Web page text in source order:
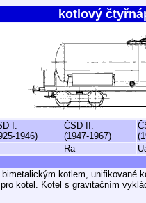
kotlový
I.
1946)
ČSD II.
(1947-1967)
Ra
kotlem, unifikované
kotel. Kotel s gravitačním